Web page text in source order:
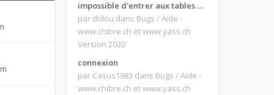
impossible d'entrer aux tables de jeux
par didou dans Bugs / Aide -
www.chibre.ch et www.yass.ch
Version 2020
connexion
par Casus1983 dans Bugs / Aide -
www.chibre.ch et www.yass.ch